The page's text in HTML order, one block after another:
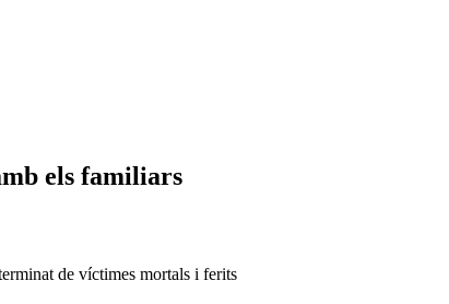
els familiars
de víctimes mortals i ferits